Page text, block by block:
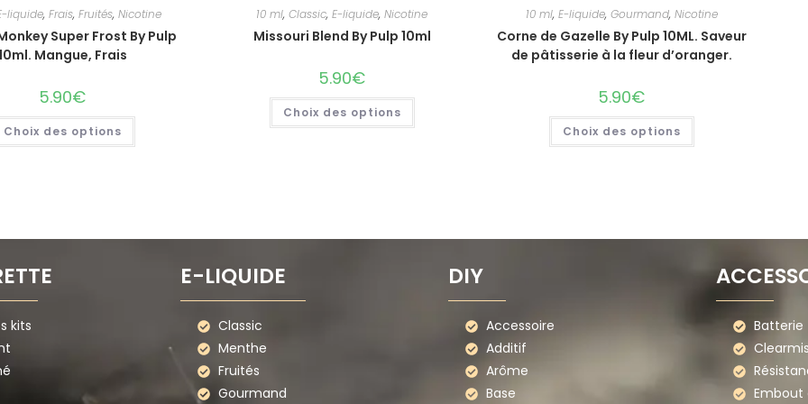
liquide, Frais, Fruités, Nicotine
Super Frost By Pulp
Mangue, Frais
5.90€
Choix des options
10 ml, Classic, E-liquide, Nicotine
Missouri Blend By Pulp 10ml
5.90€
Choix des options
10 ml, E-liquide, Gourmand, Nicotine
Corne de Gazelle By Pulp 10ML. Saveur
de pâtisserie à la fleur d’oranger.
5.90€
Choix des options
kits
E-LIQUIDE
Classic
Menthe
Fruités
Gourmand
DIY
Accessoire
Additif
Arôme
Base
Batterie